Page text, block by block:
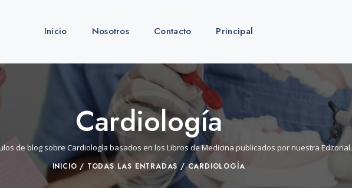
Inicio Nosotros Contacto Principal
Cardiología
de blog sobre Cardiología basados en los Libros de Medicina publicados por nuestra Editorial.
INICIO
TODAS LAS ENTRADAS CARDIOLOGÍA